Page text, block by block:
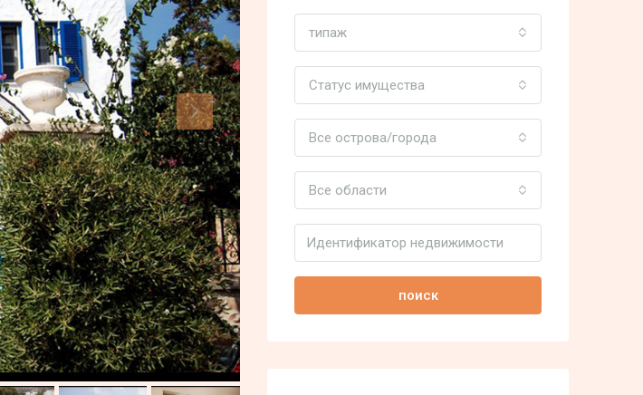
типаж
Статус имущества
Все острова/города
Все области
поиск